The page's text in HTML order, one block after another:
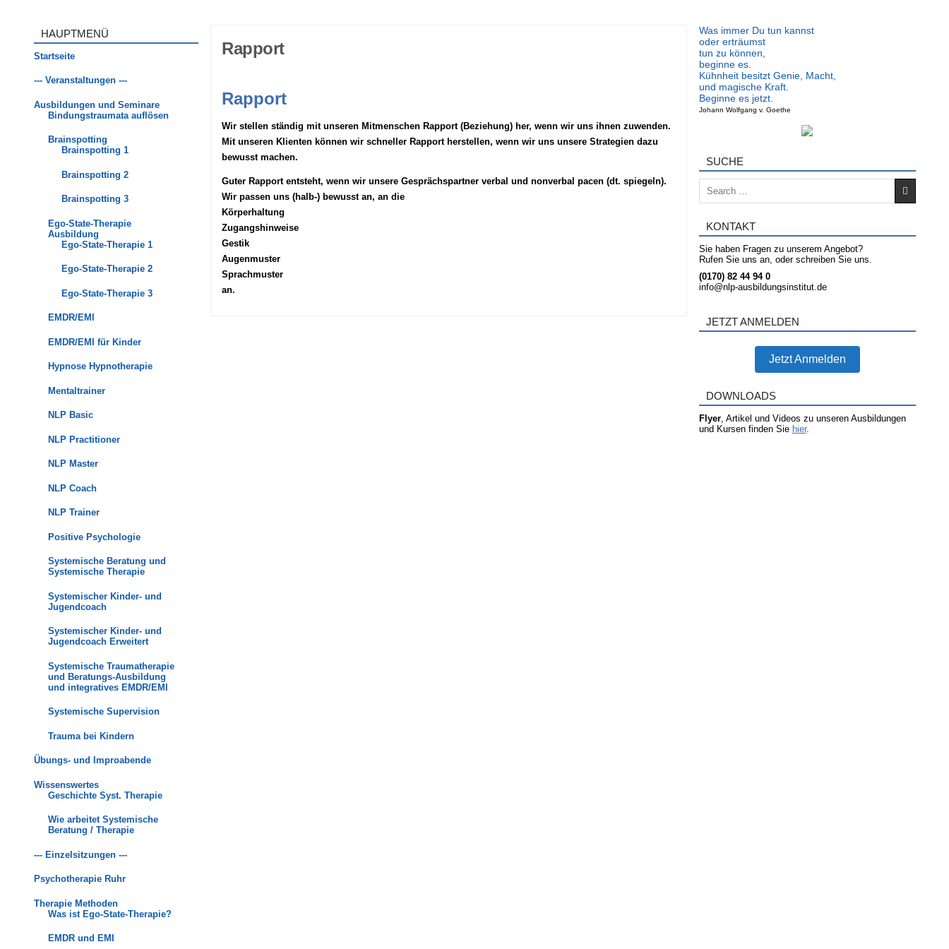
Rapport
Rapport
Wir stellen ständig mit unseren Mitmenschen Rapport (Beziehung) her, wenn wir uns ihnen zuwenden.
Mit unseren Klienten können wir schneller Rapport herstellen, wenn wir uns unsere Strategien dazu
bewusst machen.
Guter Rapport entsteht, wenn wir unsere Gesprächspartner verbal und nonverbal pacen (dt. spiegeln).
Wir passen uns (halb-) bewusst an, an die
Körperhaltung
Zugangshinweise
Gestik
Augenmuster
Sprachmuster
an.
HAUPTMENÜ
Startseite
--- Veranstaltungen ---
Ausbildungen und Seminare
Bindungstraumata auflösen
Brainspotting
Brainspotting 1
Brainspotting 2
Brainspotting 3
Ego-State-Therapie
Ausbildung
Ego-State-Therapie 1
Ego-State-Therapie 2
Ego-State-Therapie 3
EMDR/EMI
EMDR/EMI für Kinder
Hypnose Hypnotherapie
Mentaltrainer
NLP Basic
NLP Practitioner
NLP Master
NLP Coach
NLP Trainer
Positive Psychologie
Systemische Beratung und
Systemische Therapie
Systemischer Kinder- und
Jugendcoach
Systemischer Kinder- und
Jugendcoach Erweitert
Systemische Traumatherapie
und Beratungs-Ausbildung
und integratives EMDR/EMI
Systemische Supervision
Trauma bei Kindern
Übungs- und Improabende
Wissenswertes
Geschichte Syst. Therapie
Wie arbeitet Systemische
Beratung / Therapie
--- Einzelsitzungen ---
Psychotherapie Ruhr
Therapie Methoden
Was ist Ego-State-Therapie?
EMDR und EMI
Was immer Du tun kannst
oder erträumst
tun zu können,
beginne es.
Kühnheit besitzt Genie, Macht,
und magische Kraft.
Beginne es jetzt.
Johann Wolfgang v. Goethe
SUCHE
Search for:
KONTAKT
Sie haben Fragen zu unserem Angebot?
Rufen Sie uns an, oder schreiben Sie uns.
(0170) 82 44 94 0
info@nlp-ausbildungsinstitut.de
JETZT ANMELDEN
Jetzt Anmelden
DOWNLOADS
Flyer, Artikel und Videos zu unseren Ausbildungen
und Kursen finden Sie hier.